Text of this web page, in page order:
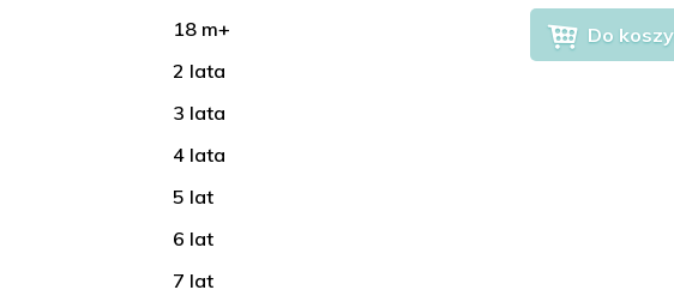
18 m+
2 lata
3 lata
4 lata
5 lat
6 lat
7 lat
Do